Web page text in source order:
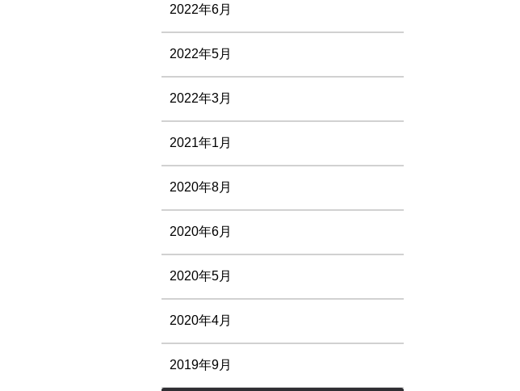
2022年6月
2022年5月
2022年3月
2021年1月
2020年8月
2020年6月
2020年5月
2020年4月
2019年9月